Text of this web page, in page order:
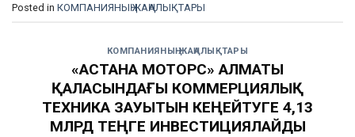
Posted in КОМПАНИЯНЫҢ ЖАҢАЛЫҚТАРЫ
КОМПАНИЯНЫҢ ЖАҢАЛЫҚТАРЫ
«АСТАНА МОТОРС» АЛМАТЫ
ҚАЛАСЫНДАҒЫ КОММЕРЦИЯЛЫҚ
ТЕХНИКА ЗАУЫТЫН КЕҢЕЙТУГЕ 4,13
МЛРД ТЕҢГЕ ИНВЕСТИЦИЯЛАЙДЫ